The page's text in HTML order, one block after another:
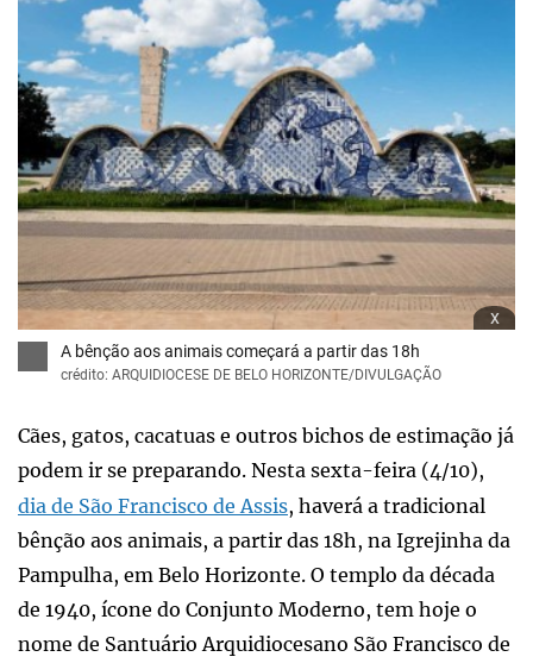
x
A bênção aos animais começará a partir das 18h
crédito: ARQUIDIOCESE DE BELO HORIZONTE/DIVULGAÇÃO
Cães, gatos, cacatuas e outros bichos de estimação já
podem ir se preparando. Nesta sexta-feira (4/10),
dia de São Francisco de Assis, haverá a tradicional
bênção aos animais, a partir das 18h, na Igrejinha da
Pampulha, em Belo Horizonte. O templo da década
de 1940, ícone do Conjunto Moderno, tem hoje o
nome de Santuário Arquidiocesano São Francisco de